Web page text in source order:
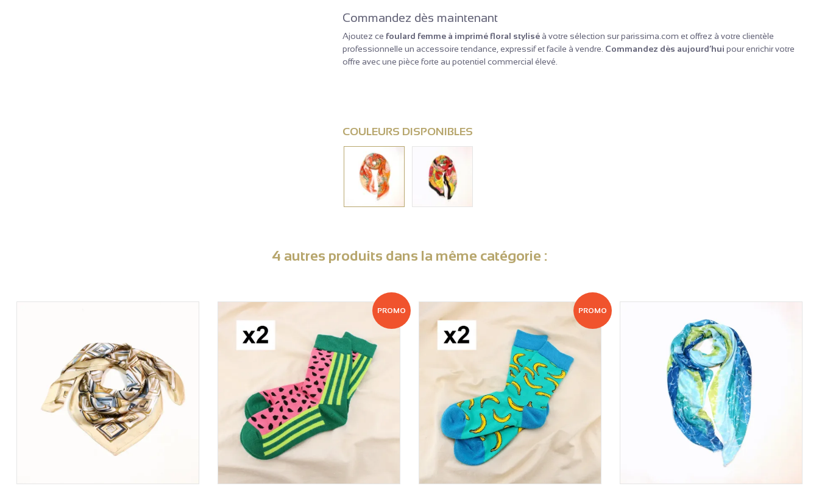
Commandez dès maintenant
Ajoutez ce foulard femme à imprimé floral styliséà votre sélection sur parissima.com et offrez à votre clientèle
professionnelle un accessoire tendance, expressif et facile à vendre. Commandez dès aujourd’hui pour enrichir votre
offre avec une pièce forte au potentiel commercial élevé.
COULEURS DISPONIBLES
4 autres produits dans la même catégorie :
PROMO PROMO